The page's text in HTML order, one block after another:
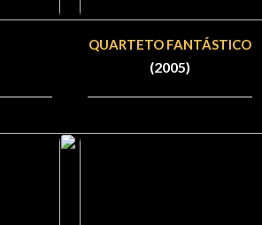
QUARTETO FANTÁSTICO
(2005)